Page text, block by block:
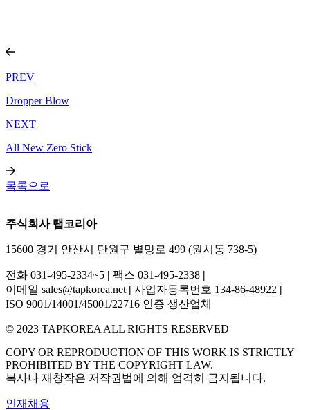
PREV
Dropper Blow
NEXT
All New Zero Stick
목록으로
주식회사 탭코리아
15600 경기 안산시 단원구 별망로 499 (원시동 738-5)
전화 031-495-2334~5 | 팩스 031-495-2338 |
이메일 sales@tapkorea.net | 사업자등록번호 134-86-48922 |
ISO 9001/14001/45001/22716 인증 생산업체
© 2023 TAPKOREA ALL RIGHTS RESERVED
COPY OR REPRODUCTION OF THIS WORK IS STRICTLY
PROHIBITED BY THE COPYRIGHT LAW.
복사나 재창작은 저작권법에 의해 엄격히 금지됩니다.
인재채용